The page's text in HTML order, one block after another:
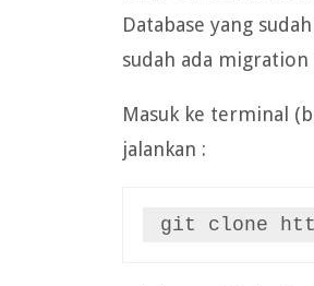
Database yang
sudah ada
Masuk ke terminal
jalankan :
git clone